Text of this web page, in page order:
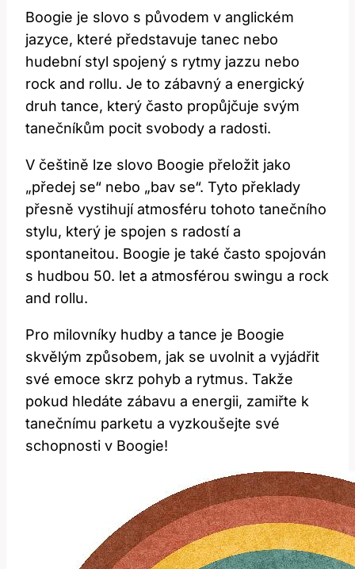
Boogie je slovo s původem v anglickém
jazyce, které představuje tanec nebo
hudební styl spojený s rytmy jazzu nebo
rock and rollu. Je to zábavný a energický
druh tance, který často propůjčuje svým
tanečníkům pocit svobody a radosti.
V češtině lze slovo Boogie přeložit jako
„předej se“ nebo „bav se“. Tyto překlady
přesně vystihují atmosféru tohoto tanečního
stylu, který je spojen s radostí a
spontaneitou. Boogie je také často spojován
s hudbou 50. let a atmosférou swingu a rock
and rollu.
Pro milovníky hudby a tance je Boogie
skvělým způsobem, jak se uvolnit a vyjádřit
své emoce skrz pohyb a rytmus. Takže
pokud hledáte zábavu a energii, zamiřte k
tanečnímu parketu a vyzkoušejte své
schopnosti v Boogie!